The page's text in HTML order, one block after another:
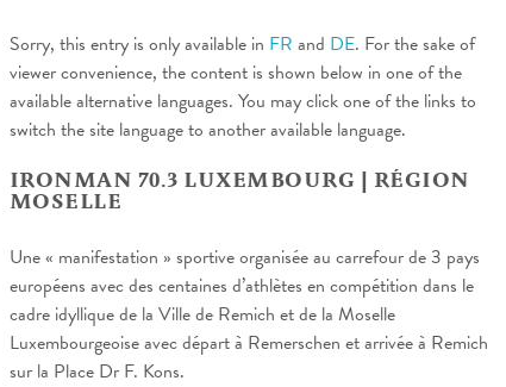
Sorry, this entry is only available in FR and DE. For the sake of
viewer convenience, the content is shown below in one of the
available alternative languages. You may click one of the links to
switch the site language to another available language.
IRONMAN 70.3 LUXEMBOURG | RÉGION
MOSELLE
Une « manifestation » sportive organisée au carrefour de 3 pays
européens avec des centaines d’athlètes en compétition dans le
cadre idyllique de la Ville de Remich et de la Moselle
Luxembourgeoise avec départ à Remerschen et arrivée à Remich
sur la Place Dr F. Kons.